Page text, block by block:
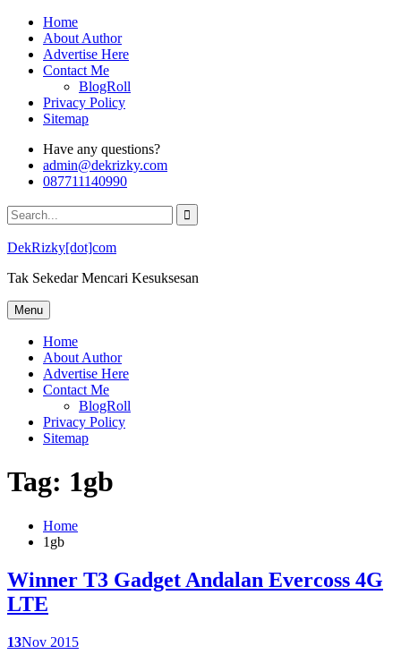
Skip
content
Home
About Author
Advertise Here
Contact Me
BlogRoll
Privacy Policy
Sitemap
Have any questions?
admin@dekrizky.com
087711140990
Search
for:
DekRizky[dot]com
Tak Sekedar Mencari Kesuksesan
Menu
Home
About Author
Advertise Here
Contact Me
BlogRoll
Privacy Policy
Sitemap
Tag: 1gb
Home
1gb
Winner T3 Gadget Andalan Evercoss 4G
LTE
13Nov 2015